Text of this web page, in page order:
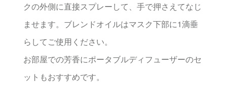
クの外側に直接スプレーして、手で押さえてなじ
ませます。ブレンドオイルはマスク下部に1滴垂
らしてご使用ください。
お部屋での芳香にポータブルディフューザーのセ
ットもおすすめです。